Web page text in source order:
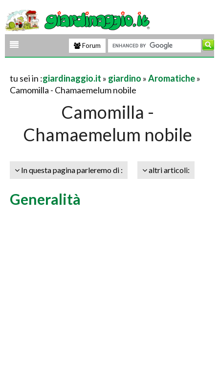
Forum
tu sei in :giardinaggio.it » giardino »Aromatiche»
Camomilla - Chamaemelum nobile
Camomilla -
Chamaemelum nobile
In questa pagina parleremo di : altri articoli:
Generalità